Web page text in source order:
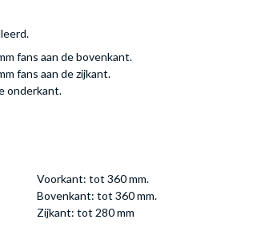
fans aan de bovenkant.
fans aan de zijkant.
onderkant.
Voorkant: tot 360 mm.
Bovenkant: tot 360 mm.
Zijkant: tot 280 mm